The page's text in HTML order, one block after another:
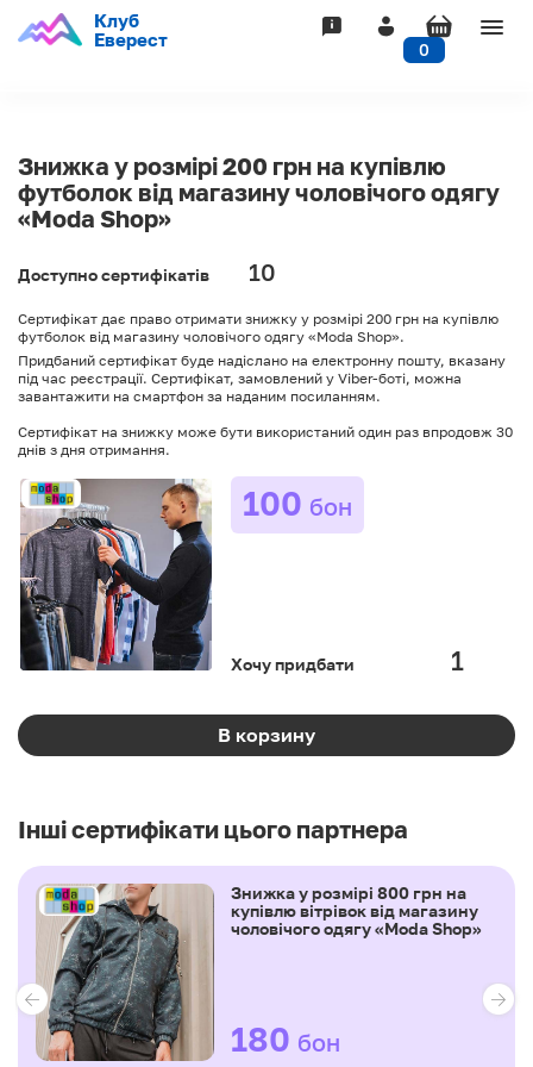
Клуб
Еверест
0
Знижка у розмірі 200 грн на купівлю
футболок від магазину чоловічого одягу
«Moda Shop»
Доступно сертифікатів 10
Сертифікат дає право отримати знижку у розмірі 200 грн на купівлю
футболок від магазину чоловічого одягу «Moda Shop».
Придбаний сертифікат буде надіслано на електронну пошту, вказану
під час реєстрації. Сертифікат, замовлений у Viber-боті, можна
завантажити на смартфон за наданим посиланням.
Сертифікат на знижку може бути використаний один раз впродовж 30
днів з дня отримання.
100 бон
Хочу придбати
В корзину
Інші сертифікати цього партнера
Знижка у розмірі 800 грн на
купівлю вітрівок від магазину
чоловічого одягу «Moda Shop»
180 бон